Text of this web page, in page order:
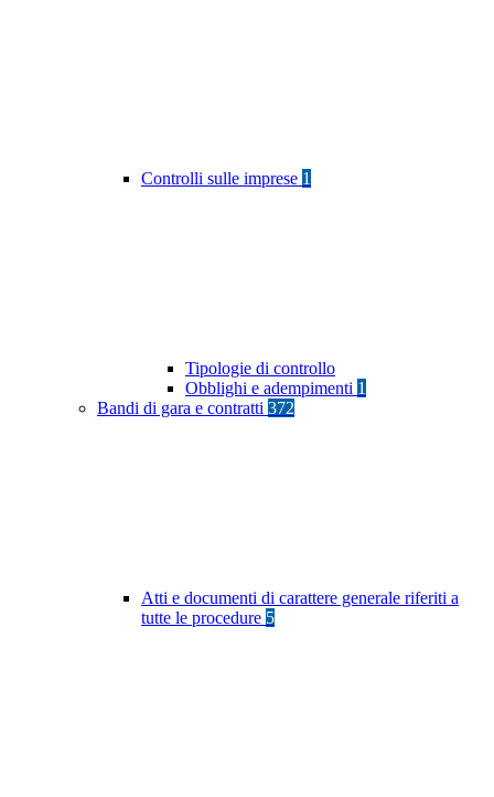
Controlli sulle imprese 1
Tipologie di controllo
Obblighi e adempimenti 1
Bandi di gara e contratti 372
Atti e documenti di carattere generale riferiti a
tutte le procedure 5